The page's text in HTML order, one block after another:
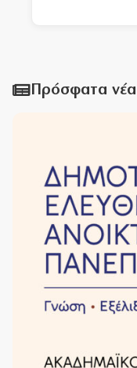
Πρόσφατα νέα